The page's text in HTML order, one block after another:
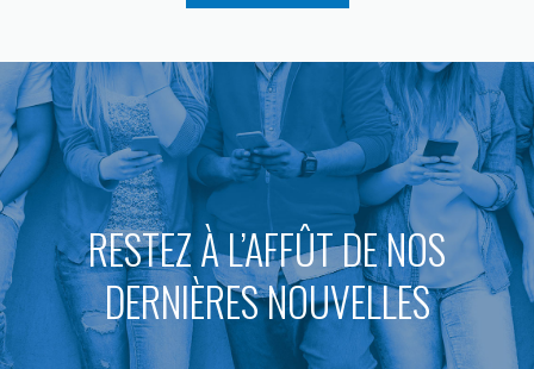
RESTEZ À L’AFFÛT DE NOS
DERNIÈRES NOUVELLES